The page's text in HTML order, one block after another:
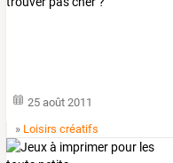
25 août 2011
» Loisirs créatifs